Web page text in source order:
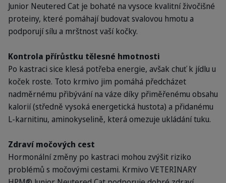
Junior Neutered Cat je bohaté na vysoce kvalitní živočišné
proteiny, které pomáhají budovat svalovou hmotu a
podporují sílu a mrštnost vaší kočky.
Kontrola přírůstku tělesné hmotnosti
Po kastraci sice klesá potřeba energie, avšak chuť k jídlu u
koček roste. Toto krmivo jim pomáhá předcházet
nadměrnému přibývání na váze díky přiměřenému obsahu
kalorií (středně vysoká energetická hustota) a přidanému
L-karnitinu, aminokyselině, která omezuje ukládání tuku.
Zdraví močových cest
Hormonální změny po kastraci mohou zvýšit riziko
problémů s močovými cestami. Krmivo VETERINARY